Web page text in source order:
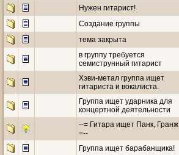
Нужен гитарист!
Создание группы
тема закрыта
в группу требуется
семиструнный гитарист
Хэви-метал группа ищет
гитариста и вокалиста.
Группа ищет ударника для
концертной деятельности
--= Гитара ищет Панк, Гранж
=--
Группа ищет барабанщика!